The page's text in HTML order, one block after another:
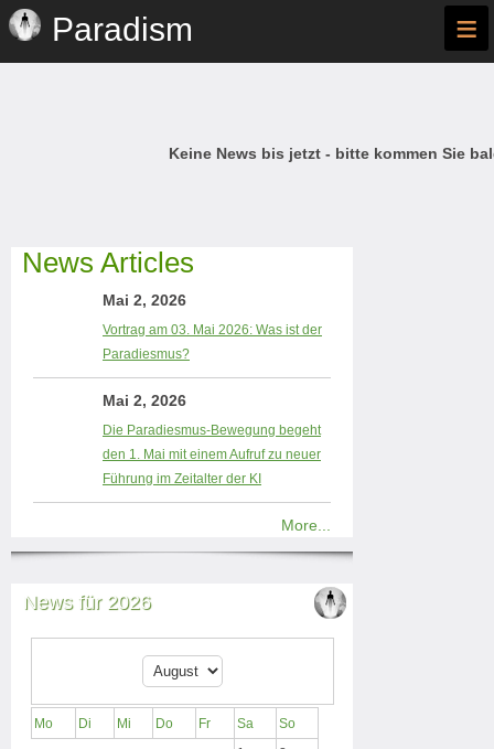
Paradism ≡
Keine News bis jetzt - bitte kommen Sie
News Articles
Mai 2, 2026
Vortrag am 03. Mai 2026: Was ist der
Paradiesmus?
Mai 2, 2026
Die Paradiesmus-Bewegung begeht
den 1. Mai mit einem Aufruf zu neuer
Führung im Zeitalter der KI
More...
News für 2026
Mo Di Mi Do Fr Sa
So